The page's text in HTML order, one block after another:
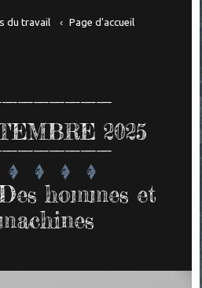
du travail Page d'accueil
2025
hommes et